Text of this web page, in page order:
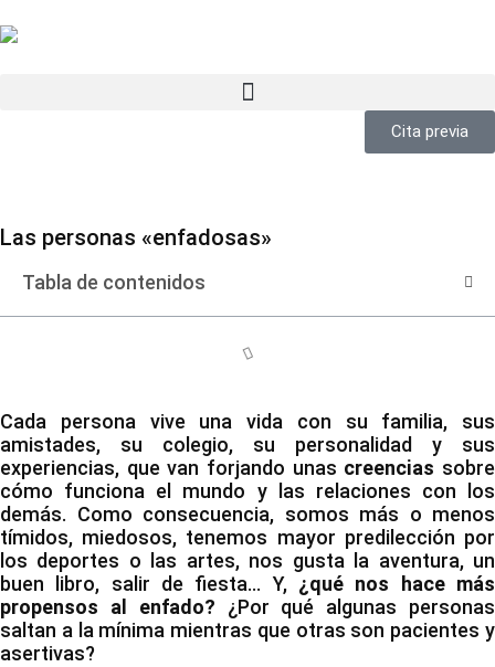
Cita previa
Las personas «enfadosas»
Tabla de contenidos
Cada persona vive una vida con su familia, sus
amistades, su colegio, su personalidad y sus
experiencias, que van forjando unas creencias sobre
cómo funciona el mundo y las relaciones con los
demás. Como consecuencia, somos más o menos
tímidos, miedosos, tenemos mayor predilección por
los deportes o las artes, nos gusta la aventura, un
buen libro, salir de fiesta… Y, ¿qué nos hace más
propensos al enfado? ¿Por qué algunas personas
saltan a la mínima mientras que otras son pacientes y
asertivas?